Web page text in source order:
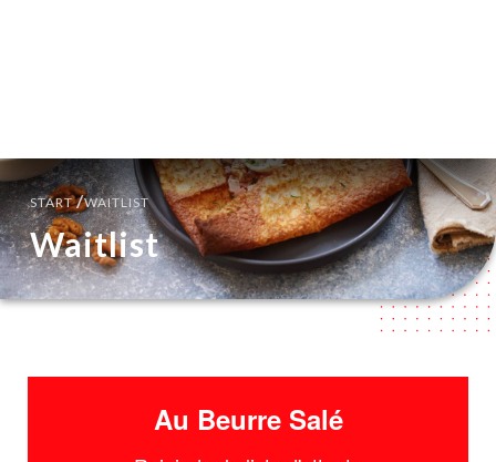
START/WAITLIST
Waitlist